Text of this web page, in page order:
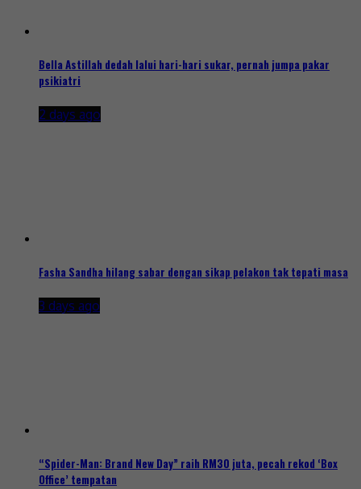
Bella Astillah dedah lalui hari-hari sukar, pernah jumpa pakar
psikiatri
2 days ago
Fasha Sandha hilang sabar dengan sikap pelakon tak tepati masa
3 days ago
“Spider-Man: Brand New Day” raih RM30 juta, pecah rekod ‘Box
Office’ tempatan